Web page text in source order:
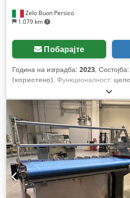
Zelo Buon Persico
1.079 km
Побарајте
Година на изградба: 2023, Состојба:
(користено), Функционалност:
TC00041790